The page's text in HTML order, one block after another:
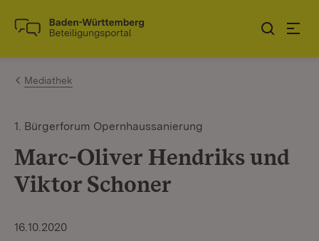
Zum Inhalt springen
Link zur Startseite
Mediathek
1. Bürgerforum Opernhaussanierung
Marc-Oliver Hendriks und
Viktor Schoner
16.10.2020